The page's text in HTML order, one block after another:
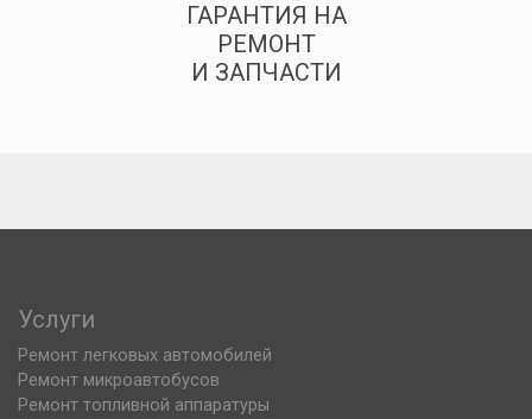
ГАРАНТИЯ НА
РЕМОНТ
И ЗАПЧАСТИ
Услуги
Ремонт легковых автомобилей
Ремонт микроавтобусов
Ремонт топливной аппаратуры